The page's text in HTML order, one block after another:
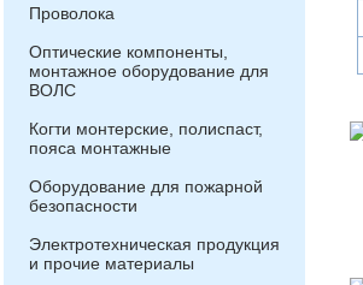
Проволока
Оптические компоненты,
монтажное оборудование для
ВОЛС
Когти монтерские, полиспаст,
пояса монтажные
Оборудование для пожарной
безопасности
Электротехническая продукция
и прочие материалы